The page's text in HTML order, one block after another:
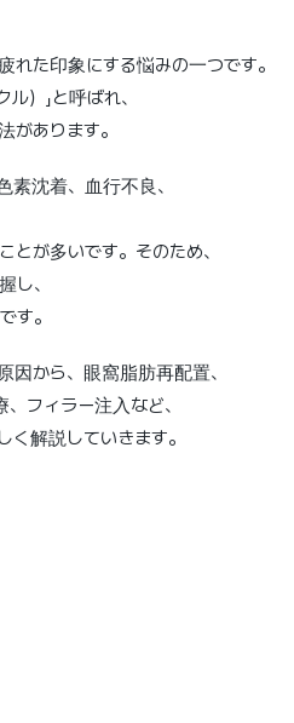
れた印象にする悩みの一つです。
）」と呼ばれ、
があります。
素沈着、血行不良、
が多いです。そのため、
し、
す。
因から、眼窩脂肪再配置、
フィラー注入など、
く解説していきます。